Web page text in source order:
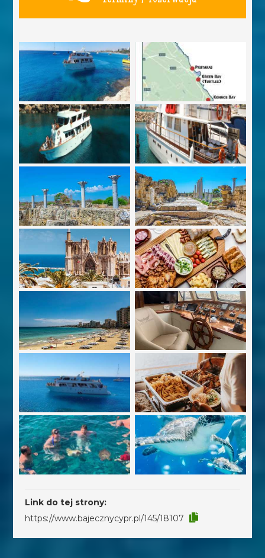
Link do tej strony:
https://www.bajecznycypr.pl/145/18107